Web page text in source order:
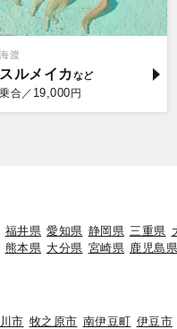
海渡
スルメイカ
乗合／ 19,000 円
福井県 愛知県 静岡県 三重県
熊本県 大分県 宮崎県 鹿児島県
市 牧之原市 南伊豆町 伊豆市